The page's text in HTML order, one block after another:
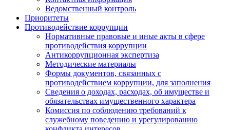
Ведомственный контроль
Приоритеты
Противодействие коррупции
Нормативные правовые и иные акты в сфере
противодействия коррупции
Антикоррупционная экспертиза
Методические материалы
Формы документов, связанных с
противодействием коррупции, для заполнения
Сведения о доходах, расходах, об имуществе и
обязательствах имущественного характера
Комиссия по соблюдению требований к
служебному поведению и урегулированию